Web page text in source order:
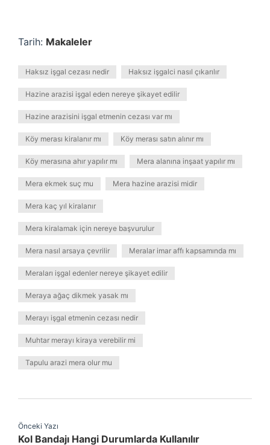
Tarih: Makaleler
Haksız işgal cezası nedir Haksız işgalci nasıl çıkarılır
Hazine arazisi işgal eden nereye şikayet edilir
Hazine arazisini işgal etmenin cezası var mı
Köy merası kiralanır mı Köy merası satın alınır mı
Köy merasına ahır yapılır mı Mera alanına inşaat yapılır mı
Mera ekmek suç mu Mera hazine arazisi midir
Mera kaç yıl kiralanır
Mera kiralamak için nereye başvurulur
Mera nasıl arsaya çevrilir Meralar imar affı kapsamında mı
Meraları işgal edenler nereye şikayet edilir
Meraya ağaç dikmek yasak mı
Merayı işgal etmenin cezası nedir
Muhtar merayı kiraya verebilir mi
Tapulu arazi mera olur mu
Önceki Yazı
Kol Bandajı Hangi Durumlarda Kullanılır